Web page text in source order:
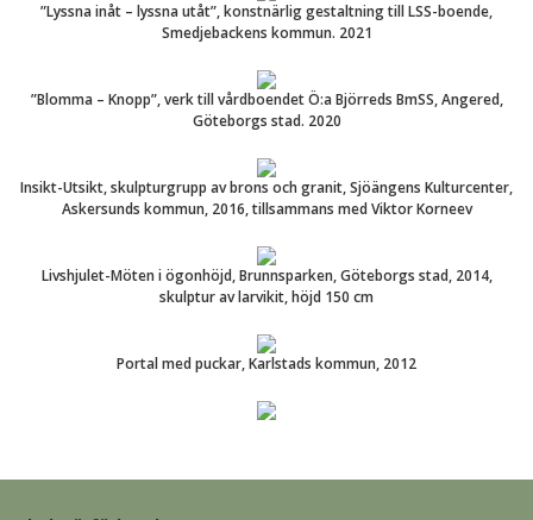
”Lyssna inåt – lyssna utåt”, konstnärlig gestaltning till LSS-boende,
Smedjebackens kommun. 2021
”Blomma – Knopp”, verk till vårdboendet Ö:a Björreds BmSS, Angered,
Göteborgs stad. 2020
Insikt-Utsikt, skulpturgrupp av brons och granit, Sjöängens Kulturcenter,
Askersunds kommun, 2016, tillsammans med Viktor Korneev
Livshjulet-Möten i ögonhöjd, Brunnsparken, Göteborgs stad, 2014,
skulptur av larvikit, höjd 150 cm
Portal med puckar, Karlstads kommun, 2012